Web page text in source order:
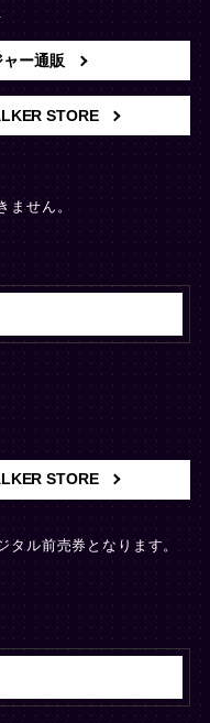
ャー通販
STORE
ません。
STORE
タル前売券となります。